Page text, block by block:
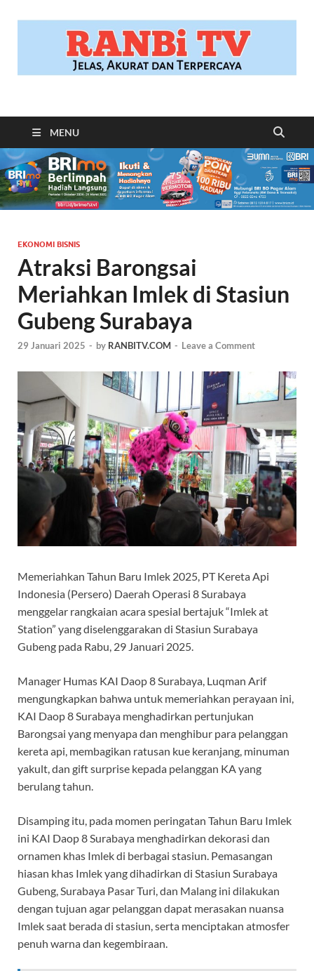
RANBITV.COM
MENU
EKONOMI BISNIS
Atraksi Barongsai
Meriahkan Imlek di Stasiun
Gubeng Surabaya
29 Januari 2025 - by RANBITV.COM - Leave a Comment
Memeriahkan Tahun Baru Imlek 2025, PT Kereta Api
Indonesia (Persero) Daerah Operasi 8 Surabaya
menggelar rangkaian acara spesial bertajuk “Imlek at
Station” yang diselenggarakan di Stasiun Surabaya
Gubeng pada Rabu, 29 Januari 2025.
Manager Humas KAI Daop 8 Surabaya, Luqman Arif
mengungkapkan bahwa untuk memeriahkan perayaan ini,
KAI Daop 8 Surabaya menghadirkan pertunjukan
Barongsai yang menyapa dan menghibur para pelanggan
kereta api, membagikan ratusan kue keranjang, minuman
yakult, dan gift surprise kepada pelanggan KA yang
berulang tahun.
Disamping itu, pada momen peringatan Tahun Baru Imlek
ini KAI Daop 8 Surabaya menghadirkan dekorasi dan
ornamen khas Imlek di berbagai stasiun. Pemasangan
hiasan khas Imlek yang dihadirkan di Stasiun Surabaya
Gubeng, Surabaya Pasar Turi, dan Malang ini dilakukan
dengan tujuan agar pelanggan dapat merasakan nuansa
Imlek saat berada di stasiun, serta menciptakan atmosfer
penuh warna dan kegembiraan.